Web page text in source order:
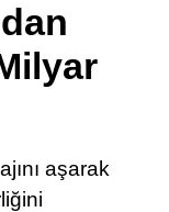
Youtube
TikTok
LinkedIn
aşarak